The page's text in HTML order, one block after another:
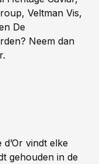
Veltman Vis,
De
Neem dan
vindt elke
gehouden in de